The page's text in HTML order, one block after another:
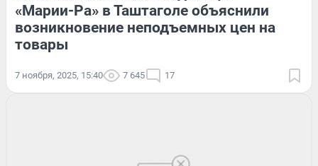
«Марии-Ра» в Таштаголе объяснили
возникновение неподъемных цен на
товары
7 ноября, 2025, 15:40 7 645 17